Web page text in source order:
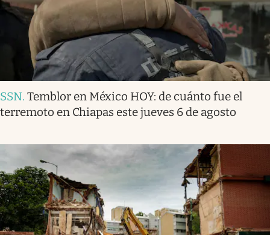
SSN. Temblor en México HOY: de cuánto fue el
terremoto en Chiapas este jueves 6 de agosto